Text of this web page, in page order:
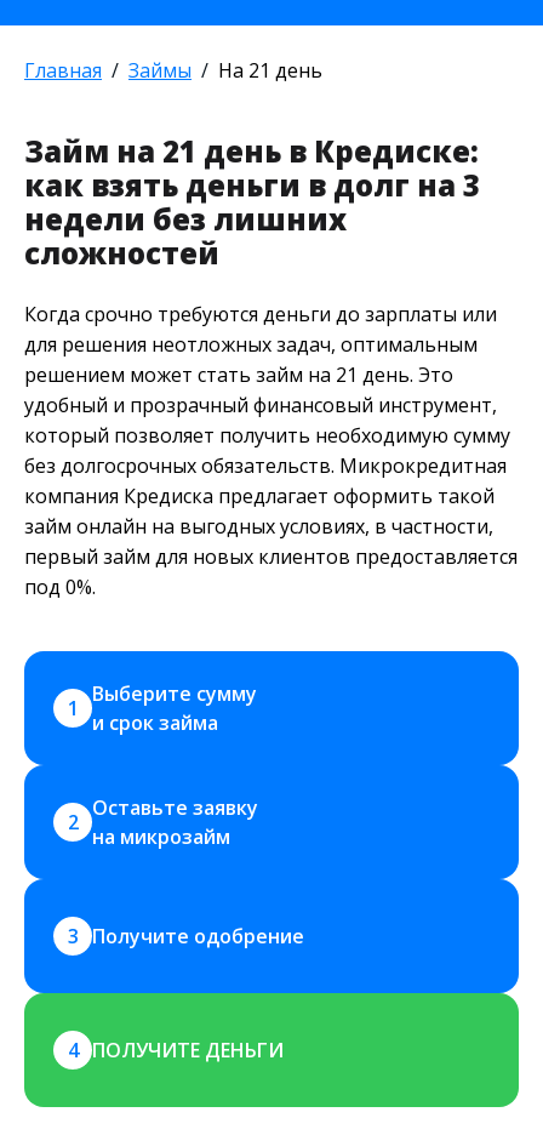
Главная Займы На 21 день
Займ на 21 день в Кредиске:
как взять деньги в долг на 3
недели без лишних
сложностей
Когда срочно требуются деньги до зарплаты или
для решения неотложных задач, оптимальным
решением может стать займ на 21 день. Это
удобный и прозрачный финансовый инструмент,
который позволяет получить необходимую сумму
без долгосрочных обязательств. Микрокредитная
компания Кредиска предлагает оформить такой
займ онлайн на выгодных условиях, в частности,
первый займ для новых клиентов предоставляется
под 0%.
1
Выберите сумму
и срок займа
2
Оставьте заявку
на микрозайм
3 Получите одобрение
4 ПОЛУЧИТЕ ДЕНЬГИ